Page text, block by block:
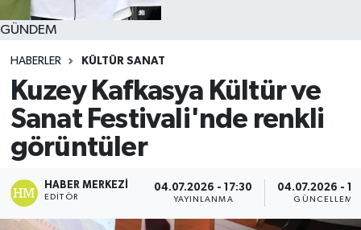
GÜNDEM
HABERLER KÜLTÜR SANAT
Kuzey Kafkasya Kültür ve
Sanat Festivali'nde renkli
görüntüler
HABER MERKEZI
EDITÖR
04.07.2026 - 17:30
YAYINLANMA
04.07.2026 -
GÜNCELLEME